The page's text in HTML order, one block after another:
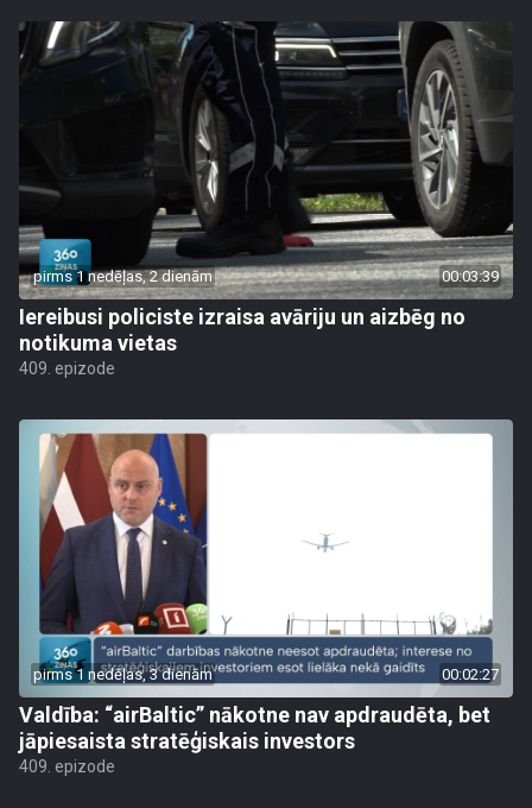
pirms 1 nedēļas, 2 dienām 00:03:39
Iereibusi policiste izraisa avāriju un aizbēg no
notikuma vietas
409. epizode
pirms 1 nedēļas, 3 dienām 00:02:27
Valdība: “airBaltic” nākotne nav apdraudēta, bet
jāpiesaista stratēģiskais investors
409. epizode